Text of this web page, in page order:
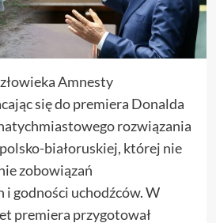
Amnesty
się do premiera Donalda
rozwiązania
białoruskiej, której nie
zobowiązań
godności uchodźców. W
premiera przygotował